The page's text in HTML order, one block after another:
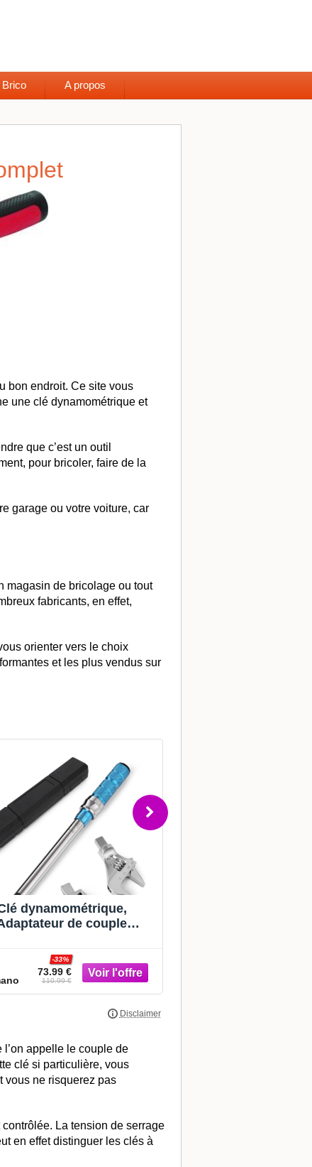
Brico A propos
bon endroit. Ce site vous
une clé dynamométrique et
que c’est un outil
pour bricoler, faire de la
garage ou votre voiture, car
magasin de bricolage ou tout
fabricants, en effet,
orienter vers le choix
et les plus vendus sur
dynamométrique,
de couple
réglable en
acier à extré
73.99 €
-33%
110.99 €
appelle le couple de
clé si particulière, vous
vous ne risquerez pas
La tension de serrage
en effet distinguer les clés à